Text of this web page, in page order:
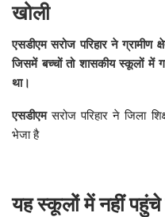
खोली
एसडीएम सरोज परिहार ने ग्रामीण
जिसमें बच्चों तो शासकीय स्कूलों में
था।
एसडीएम सरोज परिहार ने जिला
भेजा है
यह स्कूलों में नहीं पहुंचे